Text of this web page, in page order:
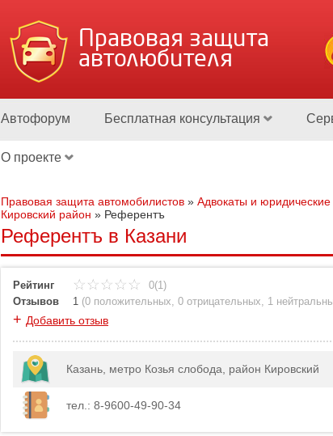
Правовая защита
автолюбителя
Автофорум Бесплатная консультация
О проекте
Правовая защита автомобилистов » Адвокаты и юридические
Кировский район » Референтъ
Референтъ в Казани
Рейтинг
0(1)
Отзывов
1 (0 положительных, 0 отрицательных, 1
+ Добавить отзыв
Казань, метро Козья слобода, район Кировский
тел.: 8-9600-49-90-34